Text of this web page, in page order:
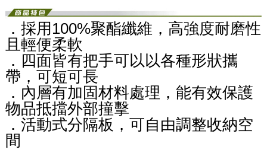
．採用100%聚酯纖維，高強度耐磨性
且輕便柔軟
．四面皆有把手可以以各種形狀攜
帶，可短可長
．內層有加固材料處理，能有效保護
物品抵擋外部撞擊
．活動式分隔板，可自由調整收納空
間